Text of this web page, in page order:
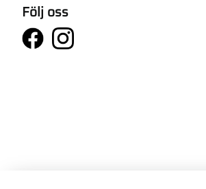
Följ oss